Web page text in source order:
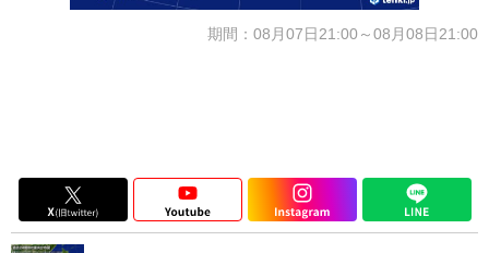
期間：08月07日21:00～08月08日21:00